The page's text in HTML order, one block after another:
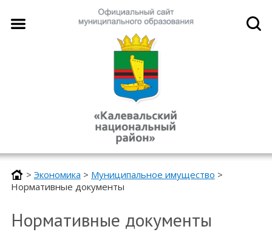
> Экономика > Муниципальное имущество >
Нормативные документы
Нормативные документы